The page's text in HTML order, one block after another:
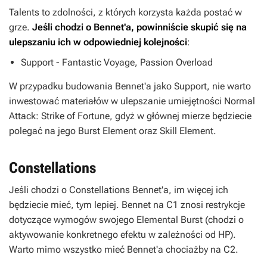
Talents to zdolności, z których korzysta każda postać w
grze. Jeśli chodzi o Bennet'a, powinniście skupić się na
ulepszaniu ich w odpowiedniej kolejności:
Support - Fantastic Voyage, Passion Overload
W przypadku budowania Bennet'a jako Support, nie warto
inwestować materiałów w ulepszanie umiejętności Normal
Attack: Strike of Fortune, gdyż w głównej mierze będziecie
polegać na jego Burst Element oraz Skill Element.
Constellations
Jeśli chodzi o Constellations Bennet'a, im więcej ich
będziecie mieć, tym lepiej. Bennet na C1 znosi restrykcje
dotyczące wymogów swojego Elemental Burst (chodzi o
aktywowanie konkretnego efektu w zależności od HP).
Warto mimo wszystko mieć Bennet'a chociażby na C2.